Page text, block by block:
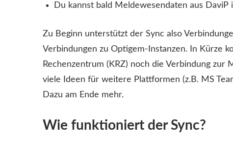
Du kannst bald Meldewesendaten aus
Zu Beginn unterstützt der Sync also
Verbindungen zu Optigem-Instanzen. In Kürze
Rechenzentrum (KRZ) noch die Verbindung
viele Ideen für weitere Plattformen (z.B. MS
Dazu am Ende mehr.
Wie funktioniert der Sync?